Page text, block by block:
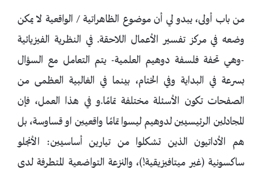
من باب أولى، يبدو لي أن موضوع الظاهراتية / الواقعية لا يمكن
وضعه في مركز تفسير الأعمال اللاحقة. في النظرية الفيزيائية
-وهي تحفة فلسفة دوهيم العلمية- يتم التعامل مع السؤال
بسرعة في البداية وفي الختام، بينما في الغالبية العظمى من
الصفحات تكون الأسئلة مختلفة تمامًا.و في هذا العمل، فإن
المجادلين الرئيسيين لدوهيم ليسوا تمامًا واقعيين او قساوسة، بل
هم الأداتيون الذين تشكلوا من تيارين أساسيين: الأنجلو
ساكسونية (غير ميتافيزيقية!)، والنزعة التواضعية المتطرفة لدى